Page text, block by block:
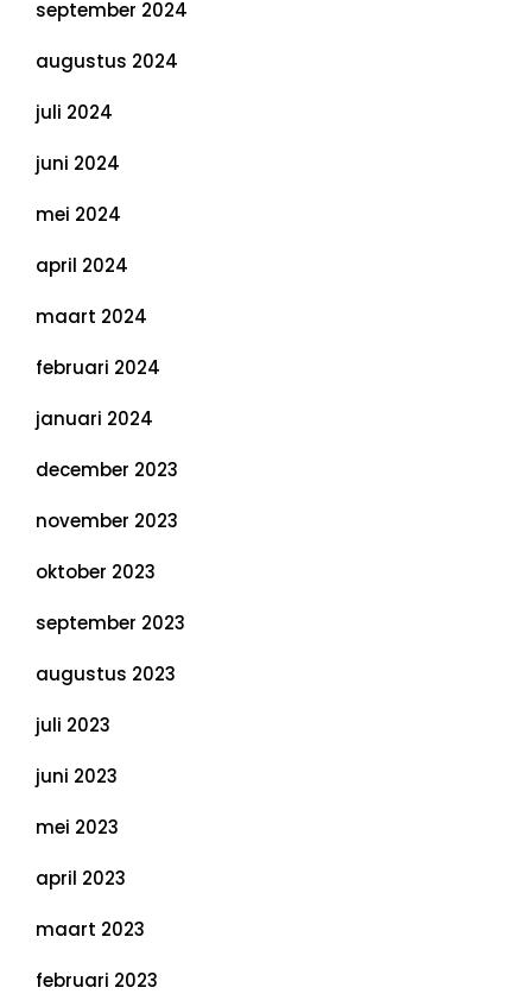
september 2024
augustus 2024
juli 2024
juni 2024
mei 2024
april 2024
maart 2024
februari 2024
januari 2024
december 2023
november 2023
oktober 2023
september 2023
augustus 2023
juli 2023
juni 2023
mei 2023
april 2023
maart 2023
februari 2023